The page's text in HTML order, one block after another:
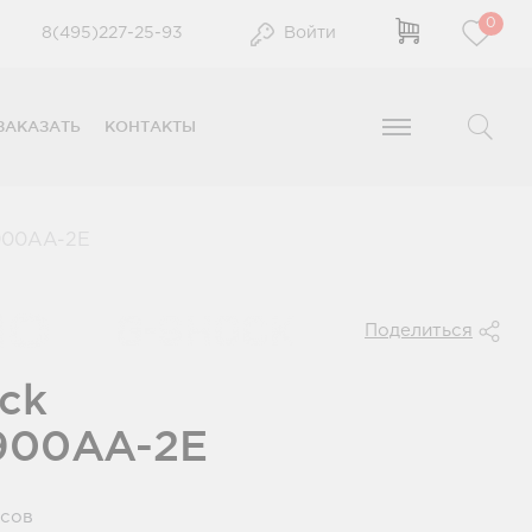
8(495)227-25-93 Войти
0
КОНТАКТЫ
Поделиться
2E